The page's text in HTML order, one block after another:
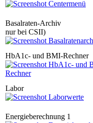
Basalraten-Archiv
nur bei CSII)
HbA1c- und BMI-Rechner
Labor
Energieberechnung 1